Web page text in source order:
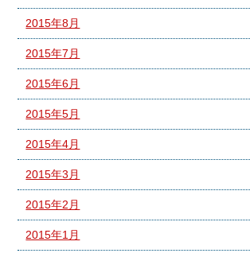
2015年8月
2015年7月
2015年6月
2015年5月
2015年4月
2015年3月
2015年2月
2015年1月